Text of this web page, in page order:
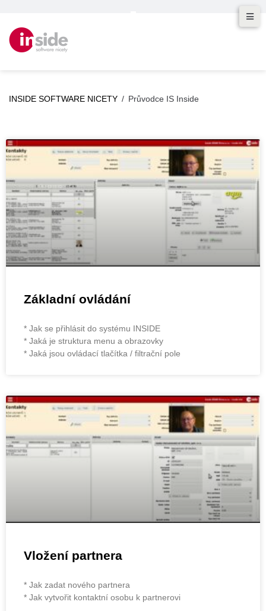
INSIDE SOFTWARE NICETY / Průvodce IS Inside
Základní ovládání
* Jak se přihlásit do systému INSIDE
* Jaká je struktura menu a obrazovky
* Jaká jsou ovládací tlačítka / filtrační pole
Vložení partnera
* Jak zadat nového partnera
* Jak vytvořit kontaktní osobu k partnerovi